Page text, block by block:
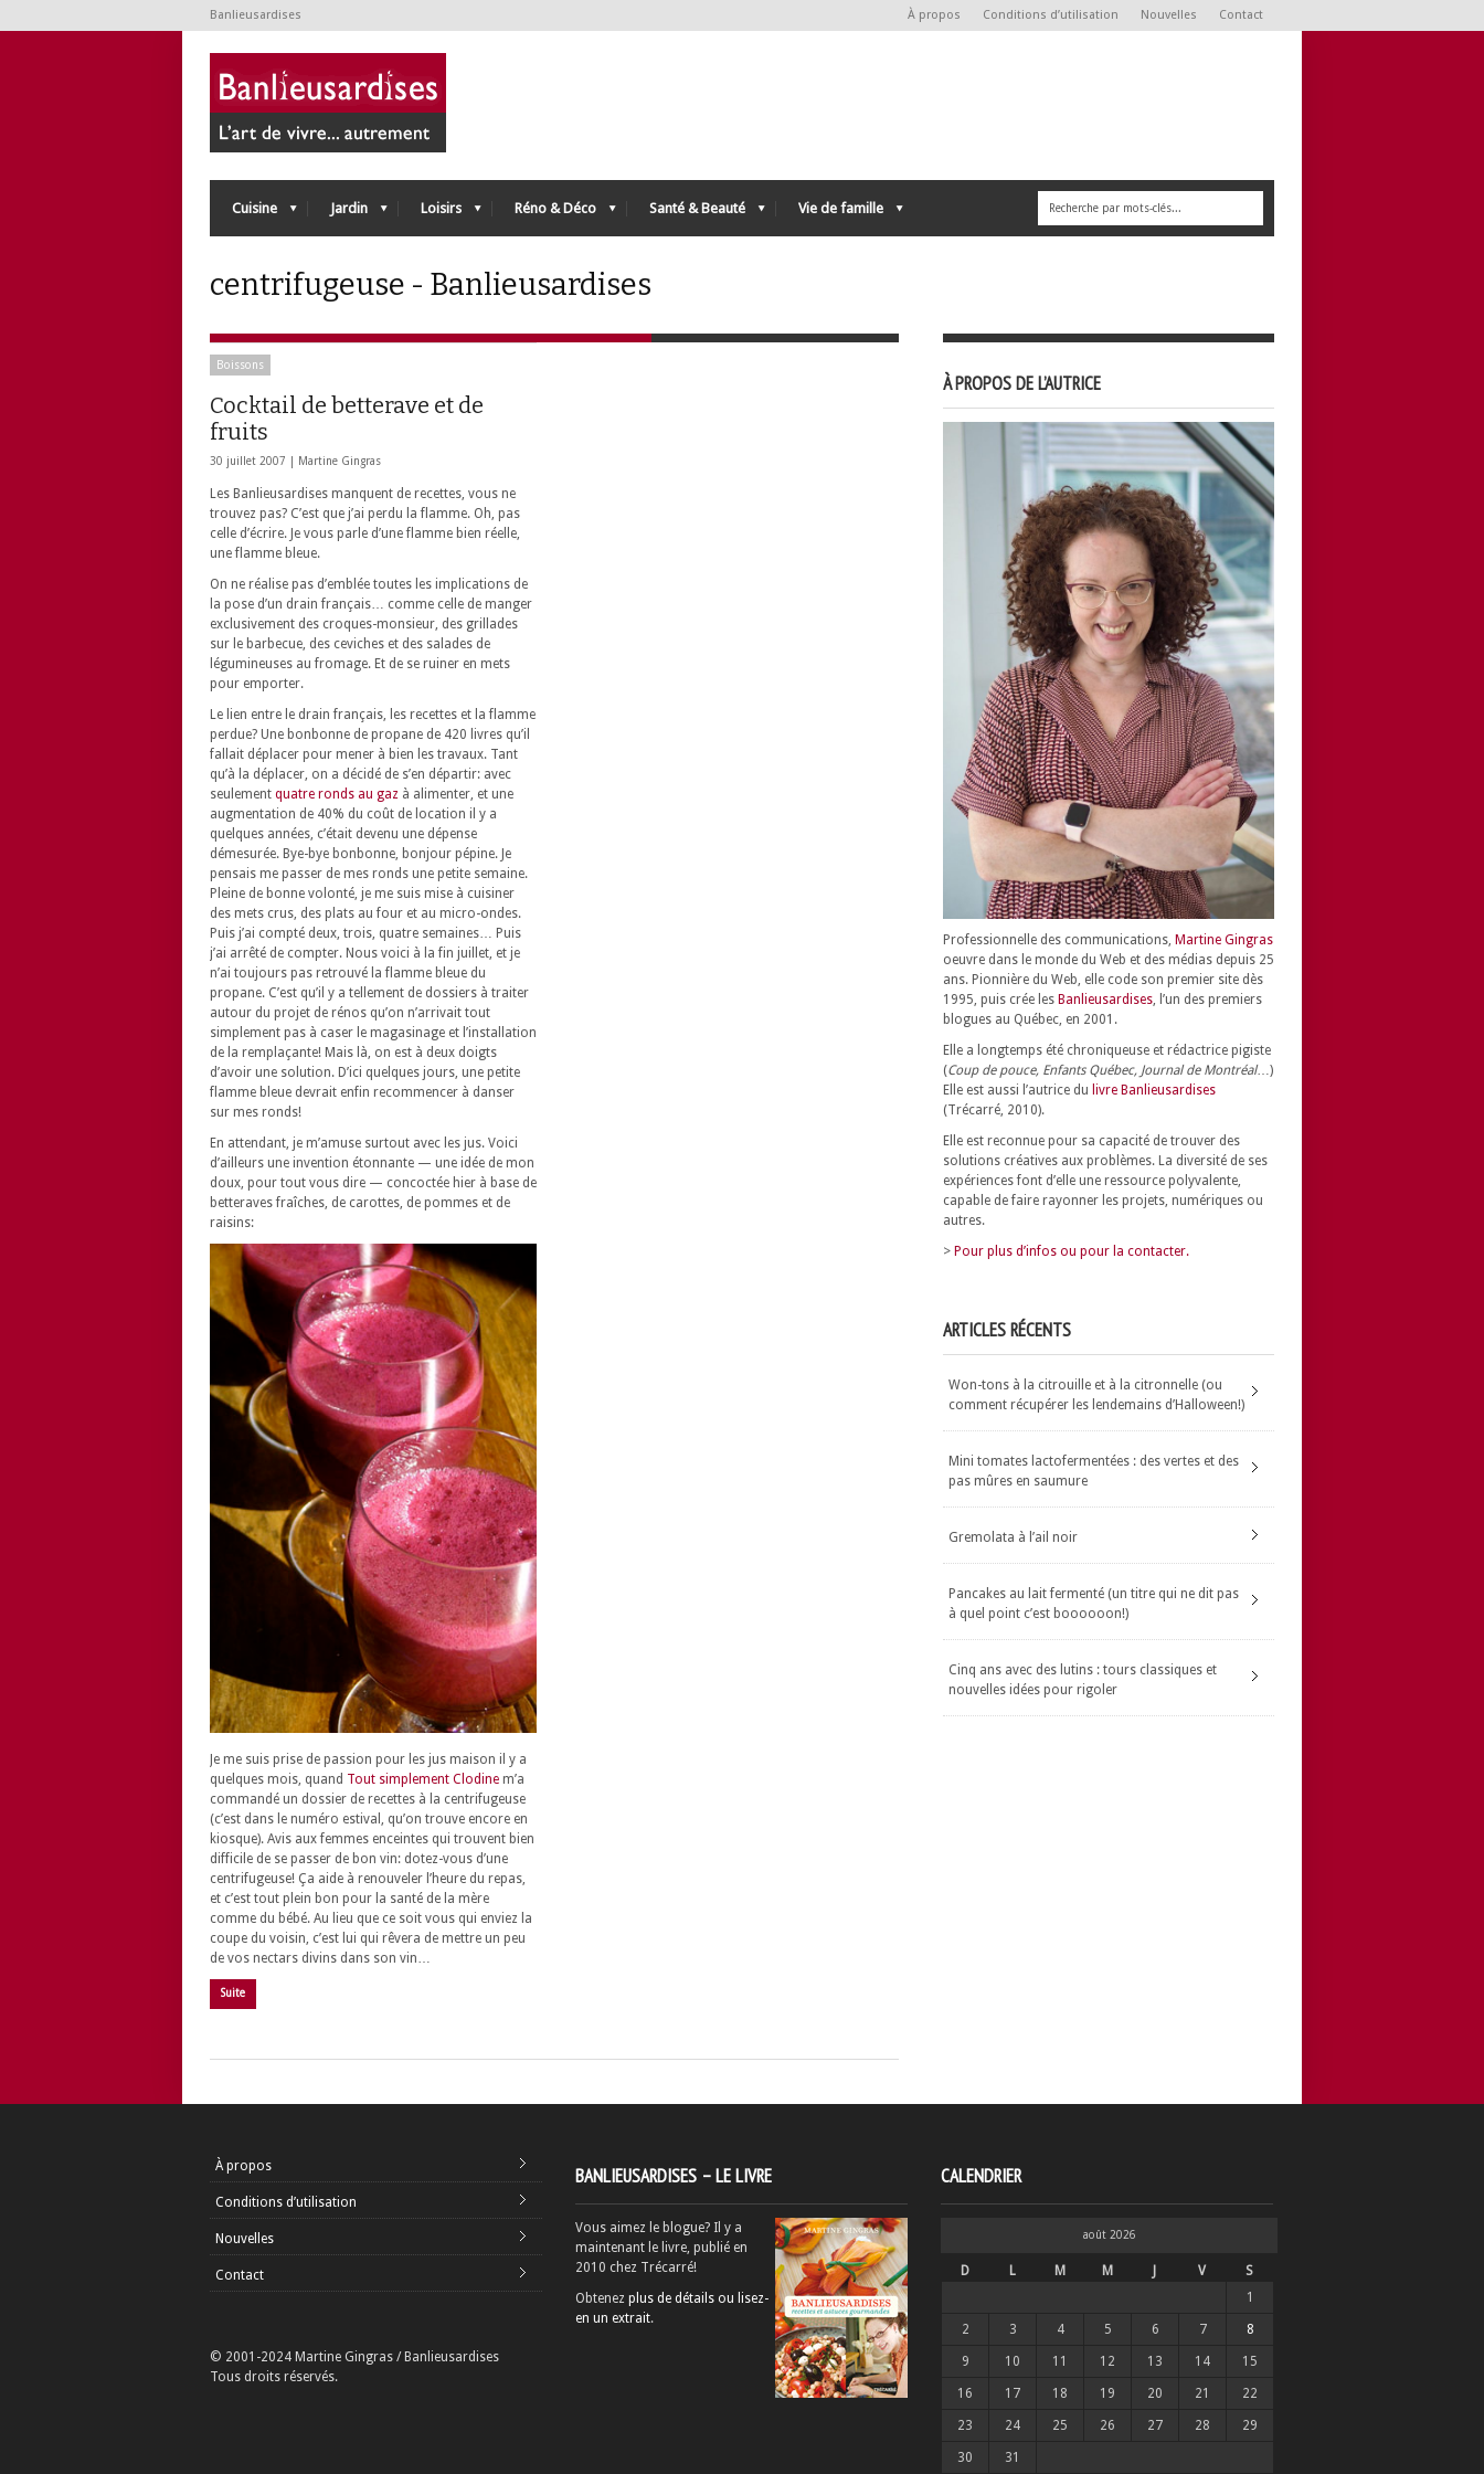
Banlieusardises À propos Conditions d’utilisation Nouvelles Contact
Cuisine Jardin Loisirs Réno & Déco Santé & Beauté Vie de famille
centrifugeuse - Banlieusardises
Boissons
Cocktail de betterave et de
fruits
30 juillet 2007 | Martine Gingras
Les Banlieusardises manquent de recettes, vous ne
trouvez pas? C’est que j’ai perdu la flamme. Oh, pas
celle d’écrire. Je vous parle d’une flamme bien réelle,
une flamme bleue.
On ne réalise pas d’emblée toutes les implications de
la pose d’un drain français… comme celle de manger
exclusivement des croques-monsieur, des grillades
sur le barbecue, des ceviches et des salades de
légumineuses au fromage. Et de se ruiner en mets
pour emporter.
Le lien entre le drain français, les recettes et la flamme
perdue? Une bonbonne de propane de 420 livres qu’il
fallait déplacer pour mener à bien les travaux. Tant
qu’à la déplacer, on a décidé de s’en départir: avec
seulement quatre ronds au gaz à alimenter, et une
augmentation de 40% du coût de location il y a
quelques années, c’était devenu une dépense
démesurée. Bye-bye bonbonne, bonjour pépine. Je
pensais me passer de mes ronds une petite semaine.
Pleine de bonne volonté, je me suis mise à cuisiner
des mets crus, des plats au four et au micro-ondes.
Puis j’ai compté deux, trois, quatre semaines… Puis
j’ai arrêté de compter. Nous voici à la fin juillet, et je
n’ai toujours pas retrouvé la flamme bleue du
propane. C’est qu’il y a tellement de dossiers à traiter
autour du projet de rénos qu’on n’arrivait tout
simplement pas à caser le magasinage et l’installation
de la remplaçante! Mais là, on est à deux doigts
d’avoir une solution. D’ici quelques jours, une petite
flamme bleue devrait enfin recommencer à danser
sur mes ronds!
En attendant, je m’amuse surtout avec les jus. Voici
d’ailleurs une invention étonnante — une idée de mon
doux, pour tout vous dire — concoctée hier à base de
betteraves fraîches, de carottes, de pommes et de
raisins:
Je me suis prise de passion pour les jus maison il y a
quelques mois, quand Tout simplement Clodine m’a
commandé un dossier de recettes à la centrifugeuse
(c’est dans le numéro estival, qu’on trouve encore en
kiosque). Avis aux femmes enceintes qui trouvent bien
difficile de se passer de bon vin: dotez-vous d’une
centrifugeuse! Ça aide à renouveler l’heure du repas,
et c’est tout plein bon pour la santé de la mère
comme du bébé. Au lieu que ce soit vous qui enviez la
coupe du voisin, c’est lui qui rêvera de mettre un peu
de vos nectars divins dans son vin…
Suite
À PROPOS DE L’AUTRICE
Professionnelle des communications, Martine Gingras
oeuvre dans le monde du Web et des médias depuis 25
ans. Pionnière du Web, elle code son premier site dès
1995, puis crée les Banlieusardises , l’un des premiers
blogues au Québec, en 2001.
Elle a longtemps été chroniqueuse et rédactrice pigiste
(Coup de pouce, Enfants Québec, Journal de Montréal…)
Elle est aussi l’autrice du livre Banlieusardises
(Trécarré, 2010).
Elle est reconnue pour sa capacité de trouver des
solutions créatives aux problèmes. La diversité de ses
expériences font d’elle une ressource polyvalente,
capable de faire rayonner les projets, numériques ou
autres.
> Pour plus d’infos ou pour la contacter.
ARTICLES RÉCENTS
Won-tons à la citrouille et à la citronnelle (ou
comment récupérer les lendemains d’Halloween!)
Mini tomates lactofermentées : des vertes et des
pas mûres en saumure
Gremolata à l’ail noir
Pancakes au lait fermenté (un titre qui ne dit pas
à quel point c’est boooooon!)
Cinq ans avec des lutins : tours classiques et
nouvelles idées pour rigoler
À propos
Conditions d’utilisation
Nouvelles
Contact
© 2001-2024 Martine Gingras / Banlieusardises
Tous droits réservés.
BANLIEUSARDISES – LE LIVRE
Vous aimez le blogue? Il y a
maintenant le livre, publié en
2010 chez Trécarré!
Obtenez plus de détails ou lisez-
en un extrait.
CALENDRIER
août 2026
D L M M V
S
1
2 3 4 5 6 7 8
9 10 11 12 13 14 15
16 17 18 19 20 21 22
23 24 25 26 27 28 29
30 31